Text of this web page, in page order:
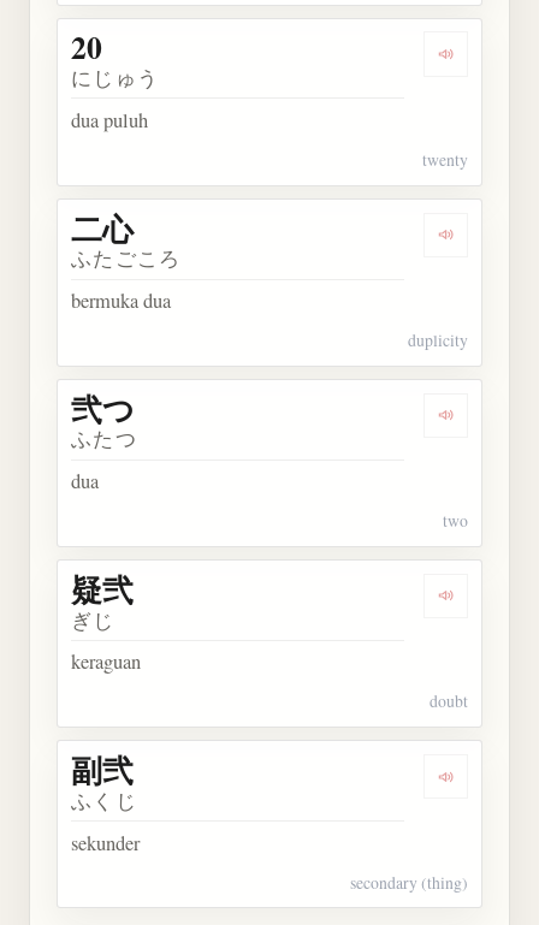
Dengarkan
20
にじゅう
dua puluh
twenty
Dengarkan
二心
ふたごころ
bermuka dua
duplicity
Dengarkan
弐つ
ふたつ
dua
two
Dengarkan
疑弐
ぎじ
keraguan
doubt
Dengarkan
副弐
ふくじ
sekunder
secondary (thing)